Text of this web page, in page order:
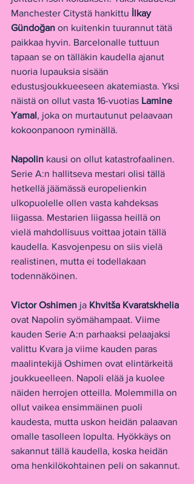
Manchester Citystä hankittu İlkay
Gündoğan on kuitenkin tuurannut tätä
paikkaa hyvin. Barcelonalle tuttuun
tapaan se on tälläkin kaudella ajanut
nuoria lupauksia sisään
edustusjoukkueeseen akatemiasta. Yksi
näistä on ollut vasta 16-vuotias Lamine
Yamal, joka on murtautunut pelaavaan
kokoonpanoon ryminällä.
Napolin kausi on ollut katastrofaalinen.
Serie A:n hallitseva mestari olisi tällä
hetkellä jäämässä europelienkin
ulkopuolelle ollen vasta kahdeksas
liigassa. Mestarien liigassa heillä on
vielä mahdollisuus voittaa jotain tällä
kaudella. Kasvojenpesu on siis vielä
realistinen, mutta ei todellakaan
todennäköinen.
Victor Oshimen ja Khvitša Kvaratskhelia
ovat Napolin syömähampaat. Viime
kauden Serie A:n parhaaksi pelaajaksi
valittu Kvara ja viime kauden paras
maalintekijä Oshimen ovat elintärkeitä
joukkueelleen. Napoli elää ja kuolee
näiden herrojen otteilla. Molemmilla on
ollut vaikea ensimmäinen puoli
kaudesta, mutta uskon heidän palaavan
omalle tasolleen lopulta. Hyökkäys on
sakannut tällä kaudella, koska heidän
oma henkilökohtainen peli on sakannut.